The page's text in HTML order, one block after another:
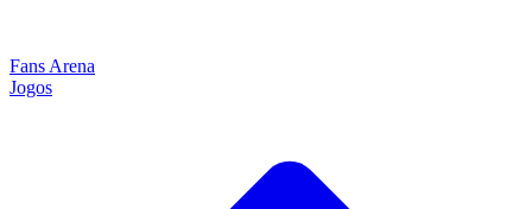
Fans Arena
Jogos